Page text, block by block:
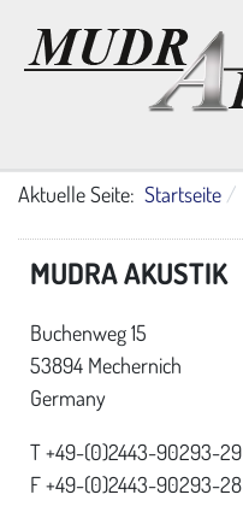
Aktuelle Seite: Startseite
MUDRA AKUSTIK
Buchenweg 15
53894 Mechernich
Germany
T +49-(0)2443-90293-29
F +49-(0)2443-90293-28